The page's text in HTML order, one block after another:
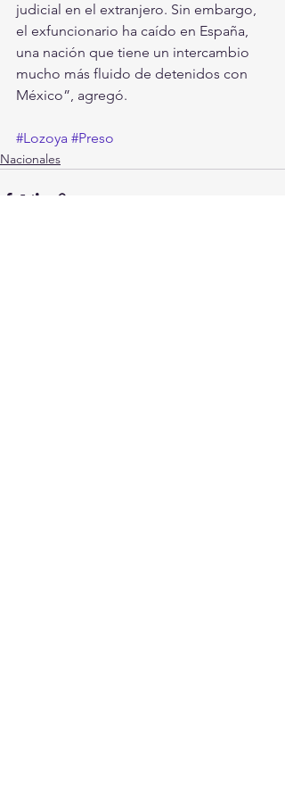
judicial en el extranjero. Sin embargo,
el exfuncionario ha caído en España,
una nación que tiene un intercambio
mucho más fluido de detenidos con
México”, agregó.
#Lozoya #Preso
Nacionales